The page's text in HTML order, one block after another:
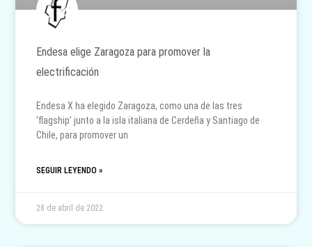
Endesa elige Zaragoza para promover la
electrificación
Endesa X ha elegido Zaragoza, como una de las tres
‘flagship’ junto a la isla italiana de Cerdeña y Santiago de
Chile, para promover un
SEGUIR LEYENDO »
28 de abril de 2022